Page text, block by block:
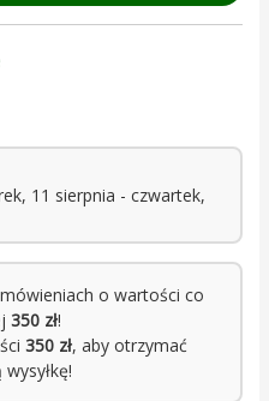
11 sierpnia - czwartek,
o wartości co
350 zł!
350 zł, aby otrzymać